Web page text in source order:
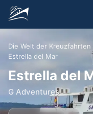
Die Welt der
Estrella del Mar
Estrella del
G Adventures